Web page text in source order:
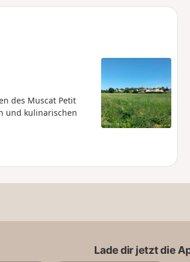
des Muscat Petit
und kulinarischen
Lade dir jetzt die